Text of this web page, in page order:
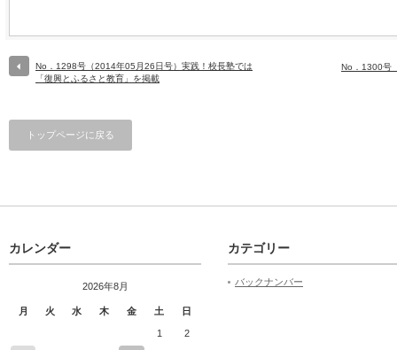
No．1298号（2014年05月26日号）実践！校長塾では
「復興とふるさと教育」を掲載
No．1300号
トップページに戻る
カレンダー
2026年8月
月 火 水 木 金 土 日
1 2
カテゴリー
バックナンバー